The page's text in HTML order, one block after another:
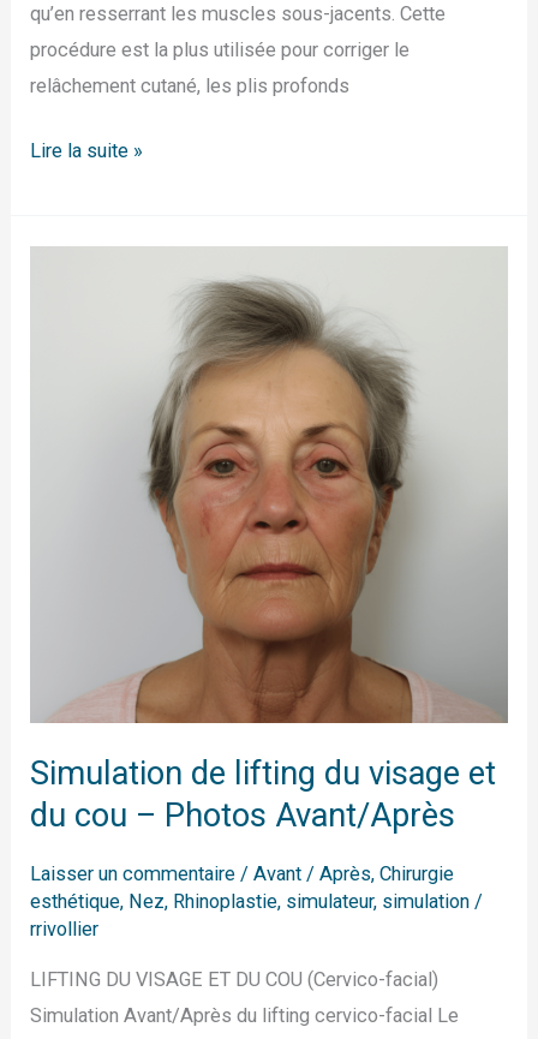
qu’en resserrant les muscles sous-jacents. Cette
procédure est la plus utilisée pour corriger le
relâchement cutané, les plis profonds
Lire la suite »
Simulation de lifting du visage et
du cou – Photos Avant/Après
Laisser un commentaire /Avant / Après,Chirurgie
esthétique, Nez, Rhinoplastie, simulateur, simulation /
rrivollier
LIFTING DU VISAGE ET DU COU (Cervico-facial)
Simulation Avant/Après du lifting cervico-facial Le